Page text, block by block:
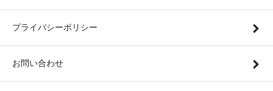
プライバシーポリシー
お問い合わせ